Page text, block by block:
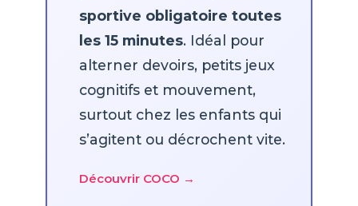
sportive obligatoire toutes
les 15 minutes. Idéal pour
alterner devoirs, petits jeux
cognitifs et mouvement,
surtout chez les enfants qui
s’agitent ou décrochent vite.
Découvrir COCO →